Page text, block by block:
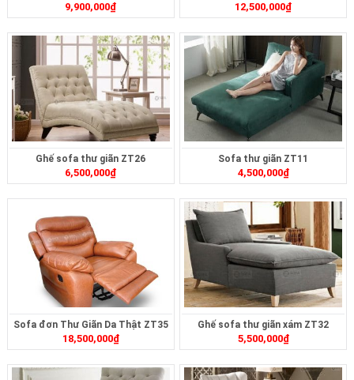
9,900,000₫
ZT33
12,500,000₫
Ghế sofa thư giãn ZT26
6,500,000₫
Sofa thư giãn ZT11
4,500,000₫
Sofa đơn Thư Giãn Da Thật ZT35
18,500,000₫
Ghế sofa thư giãn xám ZT32
5,500,000₫